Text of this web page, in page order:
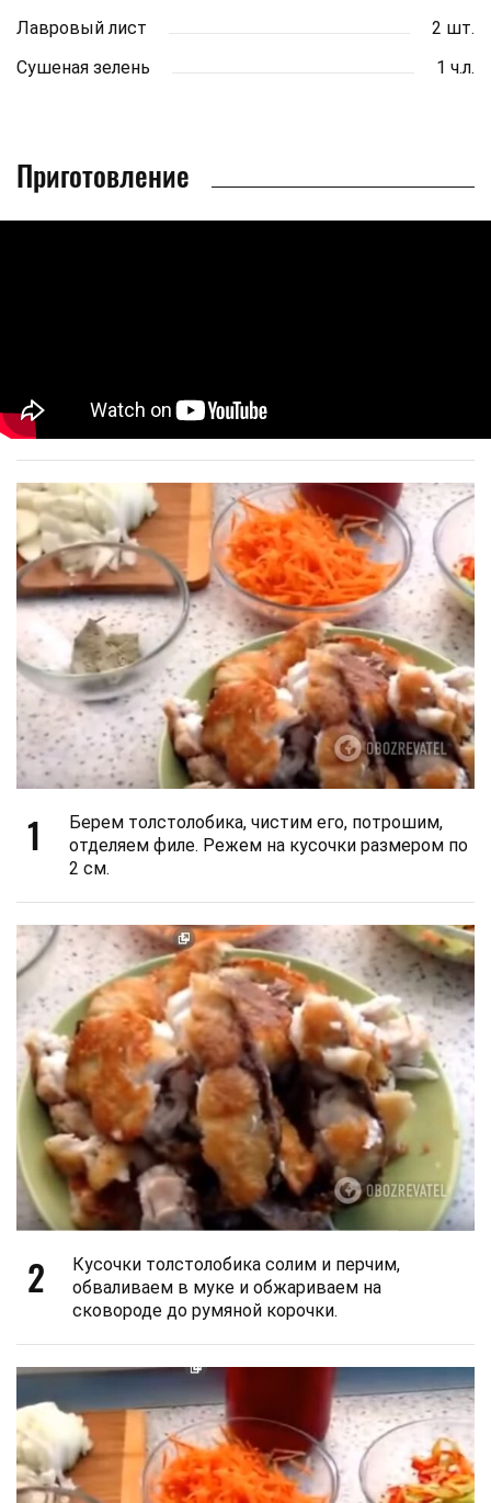
Лавровый лист
2 шт.
Сушеная зелень
1 ч.л.
Приготовление
1
Берем толстолобика, чистим его, потрошим,
отделяем филе. Режем на кусочки размером по
2 см.
2
Кусочки толстолобика солим и перчим,
обваливаем в муке и обжариваем на
сковороде до румяной корочки.